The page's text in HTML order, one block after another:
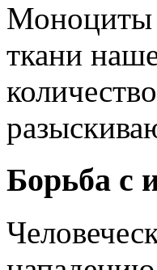
Моноциты
ткани
Борьба с